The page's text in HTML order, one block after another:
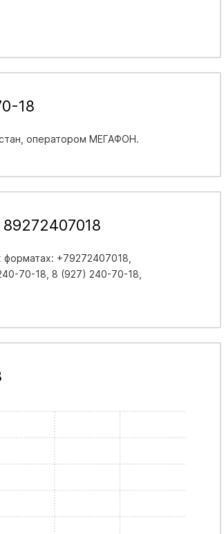
18
, оператором МЕГАФОН.
+79272407018,
70-18, 8 (927) 240-70-18,